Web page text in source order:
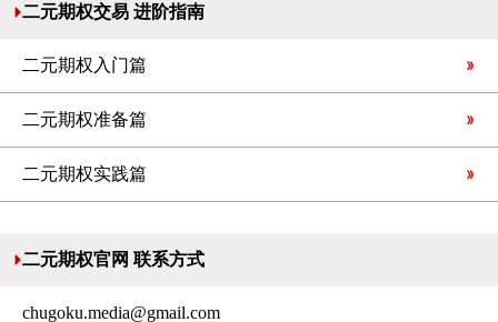
二元期权交易 进阶指南
二元期权入门篇
二元期权准备篇
二元期权实践篇
二元期权官网 联系方式
chugoku.media@gmail.com